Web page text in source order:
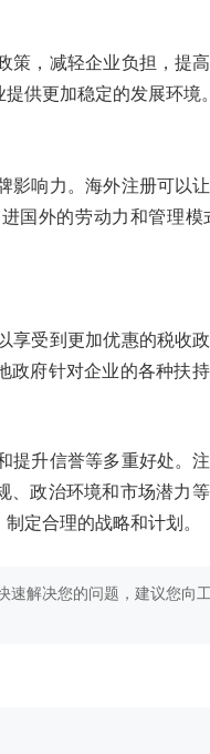
策，减轻企业负担，提
供更加稳定的发展环境。
影响力。海外注册可以
国外的劳动力和管理
享受到更加优惠的税收
政府针对企业的各种扶
升信誉等多重好处。
、政治环境和市场潜力
定合理的战略和计划。
解决您的问题，建议您向